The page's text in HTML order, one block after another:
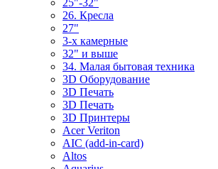
26. Кресла
27"
3-x камерные
32" и выше
34. Малая бытовая техника
3D Оборудование
3D Печать
3D Печать
3D Принтеры
Acer Veriton
AIC (add-in-card)
Altos